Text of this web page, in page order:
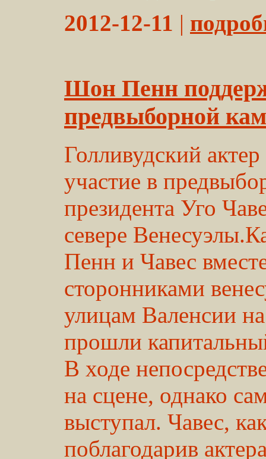
2012-12-11 |
Шон Пенн
предвыборной
Голливудский
участие в
президента Уго
севере
Пенн и Чавес
сторонниками
улицам Валенсии
прошли
В ходе
на сцене, однако
выступал. Чавес,
поблагодарив